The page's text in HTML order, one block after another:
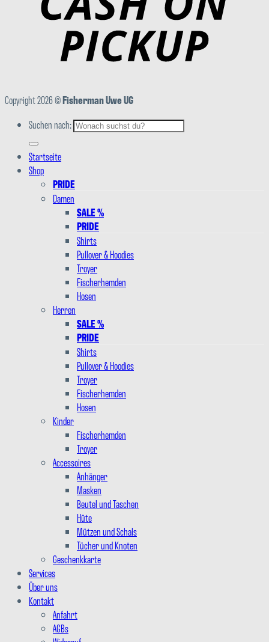
Copyright 2026 ©Fisherman Uwe UG
Suchen nach:
Startseite
Shop
PRIDE
Damen
SALE %
PRIDE
Shirts
Pullover & Hoodies
Troyer
Fischerhemden
Hosen
Herren
SALE %
PRIDE
Shirts
Pullover & Hoodies
Troyer
Fischerhemden
Hosen
Kinder
Fischerhemden
Troyer
Accessoires
Anhänger
Masken
Beutel und Taschen
Hüte
Mützen und Schals
Tücher und Knoten
Geschenkkarte
Services
Über uns
Kontakt
Anfahrt
AGBs